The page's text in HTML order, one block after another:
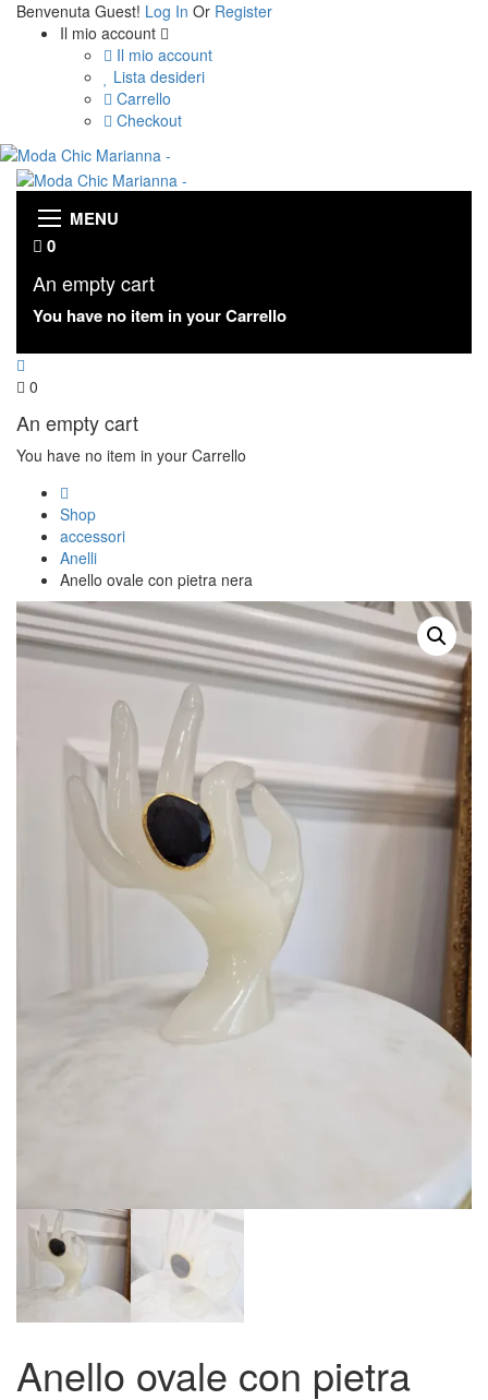
Benvenuta Guest! Log In Or Register
Il mio account
Il mio account
Lista desideri
Carrello
Checkout
MENU
0
An empty cart
You have no item in your Carrello
0
An empty cart
You have no item in your Carrello
Shop
accessori
Anelli
Anello ovale con pietra nera
Anello ovale con pietra